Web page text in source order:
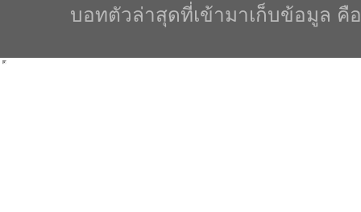
บอทตัวล่าสุดที่เข้ามาเก็บข้อมูล คือ